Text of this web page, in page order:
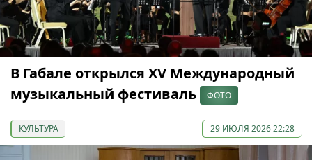
В Габале открылся XV Международный
музыкальный фестиваль
ФОТО
КУЛЬТУРА 29 ИЮЛЯ 2026 22:28